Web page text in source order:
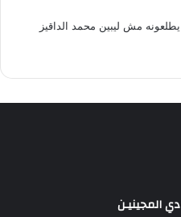
مش ليبين محمد الداقيز
المجينيـن